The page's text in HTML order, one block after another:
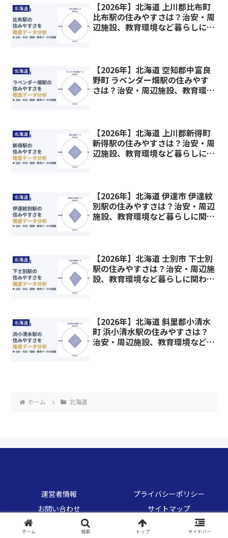
北海道
【2026年】北海道 上川郡比布町
比布駅の住みやすさは？治安・周
辺施設、教育環境など暮らしに関
北海道
【2026年】北海道 空知郡中富良
野町 ラベンダー畑駅の住みやす
さは？治安・周辺施設、教育環境
北海道
【2026年】北海道 上川郡新得町
新得駅の住みやすさは？治安・周
辺施設、教育環境など暮らしに関
北海道
【2026年】北海道 伊達市 伊達紋
別駅の住みやすさは？治安・周辺
施設、教育環境など暮らしに関わ
北海道
【2026年】北海道 士別市 下士別
駅の住みやすさは？治安・周辺施
設、教育環境など暮らしに関わる
北海道
【2026年】北海道 斜里郡小清水
町 浜小清水駅の住みやすさは？
治安・周辺施設、教育環境など暮
ホーム 北海道
運営者情報
プライバシーポリシー
お問い合わせ
サイトマップ
© 2026 くらしのデータベース.
ホーム 検索 トップ サイドバー